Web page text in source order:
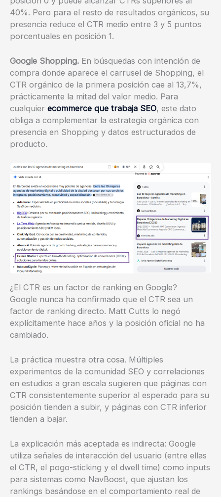
40%. Pero para el resto de resultados orgánicos, su
presencia reduce el CTR medio entre 3 y 5 puntos
porcentuales en posición 1.
Google Shopping. En búsquedas con intención de
compra donde aparece el carrusel de Shopping, el
CTR orgánico de la primera posición cae al 13,7%,
prácticamente la mitad del valor medio. Para
cualquier ecommerce que trabaja SEO, este dato
obliga a complementar la estrategia orgánica con
presencia en Shopping y datos estructurados de
producto.
¿El CTR es un factor de ranking en Google?
Google nunca ha confirmado que el CTR sea un
factor de ranking directo. Matt Cutts lo negó
explícitamente hace años y la posición oficial no ha
cambiado.
La práctica muestra otra cosa. Múltiples
experimentos de la comunidad SEO y correlaciones
en estudios a gran escala sugieren que páginas con
CTR consistentemente superior al esperado para su
posición tienden a subir, y páginas con CTR inferior
tienden a bajar.
La explicación más aceptada es indirecta: Google
utiliza señales de interacción del usuario (entre ellas
el CTR, el pogo-sticking y el dwell time) como inputs
para sistemas como NavBoost, que ajustan los
rankings basándose en el comportamiento real de